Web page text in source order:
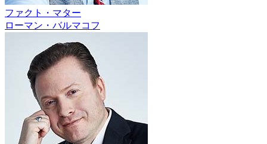
ファクト・マター
ローマン・バルマコフ